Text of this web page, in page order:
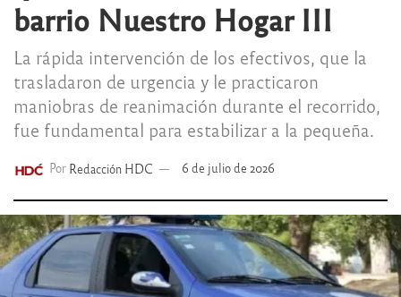
barrio Nuestro Hogar III
La rápida intervención de los efectivos, que la
trasladaron de urgencia y le practicaron
maniobras de reanimación durante el recorrido,
fue fundamental para estabilizar a la pequeña.
Por Redacción HDC 6 de julio de 2026